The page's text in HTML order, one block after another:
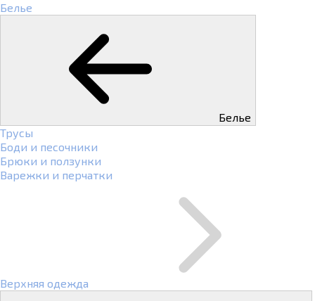
Белье
Белье
Трусы
Боди и песочники
Брюки и ползунки
Варежки и перчатки
Верхняя одежда